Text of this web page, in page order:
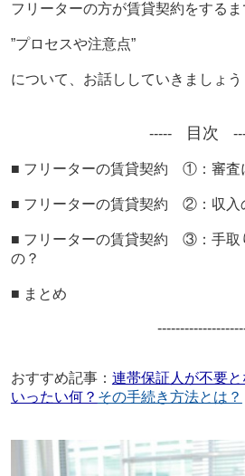
フリーターの方が賃貸契約をする
”プロセスや注意点”
について、お話ししていきましょう
----- 目次
■ フリーターの賃貸契約 ①：審査
■ フリーターの賃貸契約 ②：収入
■ フリーターの賃貸契約 ③：手取
の？
■ まとめ
おすすめ記事： 連帯保証人が不要
いったい何？ その手続き方法とは？